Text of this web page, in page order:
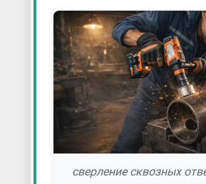
сверление сквозных